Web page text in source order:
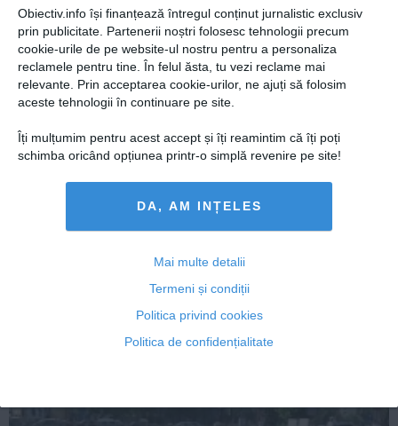
Obiectiv.info își finanțează întregul conținut jurnalistic exclusiv
prin publicitate. Partenerii noștri folosesc tehnologii precum
cookie-urile de pe website-ul nostru pentru a personaliza
reclamele pentru tine. În felul ăsta, tu vezi reclame mai
relevante. Prin acceptarea cookie-urilor, ne ajuți să folosim
aceste tehnologii în continuare pe site.
Îți mulțumim pentru acest accept și îți reamintim că îți poți
schimba oricând opțiunea printr-o simplă revenire pe site!
DA, AM INȚELES
Mai multe detalii
Termeni și condiții
Politica privind cookies
Politica de confidențialitate
București, al 9-lea cel mai bogat oraș al Europei